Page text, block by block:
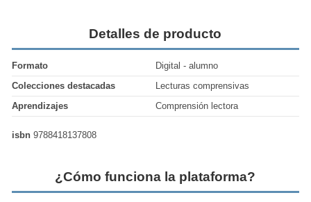
Detalles de producto
Formato
Digital - alumno
Colecciones destacadas
Lecturas comprensivas
Aprendizajes
Comprensión lectora
isbn 9788418137808
¿Cómo funciona la plataforma?